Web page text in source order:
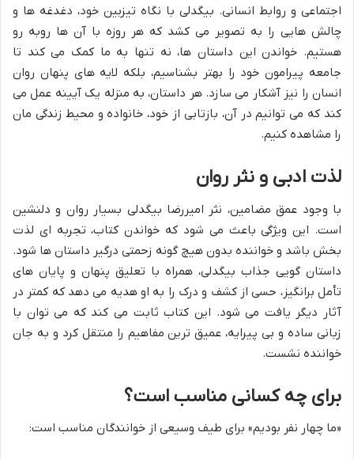
اجتماعی و روابط انسانی. بیگدلی با نگاه تیزبین خود، دغدغه ها و
چالش هایی را به تصویر می کشد که هر روزه با آن ها روبه رو
هستیم. خواندن این داستان ها، نه تنها به ما کمک می کند تا
جامعه پیرامون خود را بهتر بشناسیم، بلکه لایه های پنهان روان
انسان را نیز آشکار می سازد. هر داستان، به منزله یک آیینه عمل می
کند که می توانیم در آن، بازتابی از خود، خانواده و محیط زندگی مان
را مشاهده کنیم.
لذت ادبی و نثر روان
با وجود عمق مضامین، نثر امیررضا بیگدلی بسیار روان و دلنشین
است. این ویژگی باعث می شود که خواندن کتاب، تجربه ای لذت
بخش باشد و خواننده بدون هیچ گونه زحمتی درگیر داستان ها شود.
داستان گویی جذاب بیگدلی، همراه با تعلیق پنهان و پایان های
تأمل برانگیز، حسی از کشف و درک را به او هدیه می دهد که کمتر در
آثار دیگر یافت می شود. این کتاب ثابت می کند که می توان با
زبانی ساده و بی پیرایه، عمیق ترین مفاهیم را منتقل کرد و به جان
خواننده نشست.
برای چه کسانی مناسب است؟
«ما چهار نفر بودیم» برای طیف وسیعی از خوانندگان مناسب است: